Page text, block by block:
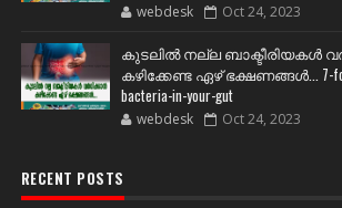
webdesk Oct 24, 2023
കുടലിൽ നല്ല ബാക്ടീരിയകൾ
കഴിക്കേണ്ട ഏഴ് ഭക്ഷണങ്ങള്‍... 7-
bacteria-in-your-gut
webdesk Oct 24, 2023
RECENT POSTS